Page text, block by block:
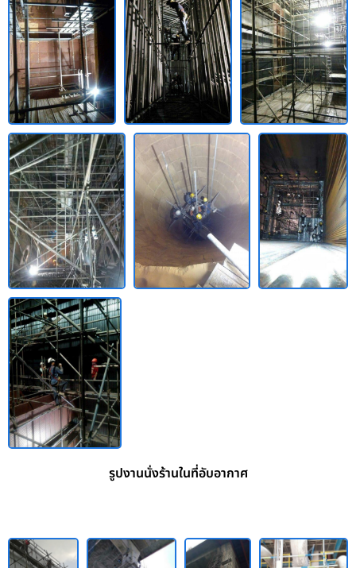
รูปงานนั่งร้านในที่อับอากาศ